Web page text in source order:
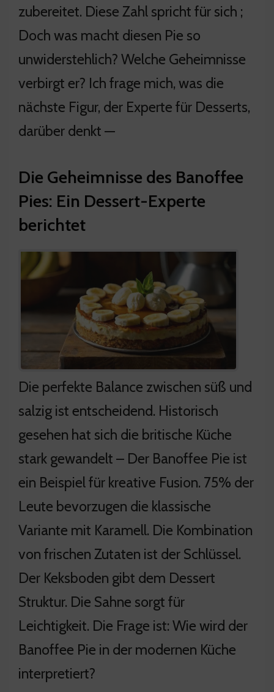
zubereitet. Diese Zahl spricht für sich ;
Doch was macht diesen Pie so
unwiderstehlich? Welche Geheimnisse
verbirgt er? Ich frage mich, was die
nächste Figur, der Experte für Desserts,
darüber denkt —
Die Geheimnisse des Banoffee
Pies: Ein Dessert-Experte
berichtet
Die perfekte Balance zwischen süß und
salzig ist entscheidend. Historisch
gesehen hat sich die britische Küche
stark gewandelt – Der Banoffee Pie ist
ein Beispiel für kreative Fusion. 75% der
Leute bevorzugen die klassische
Variante mit Karamell. Die Kombination
von frischen Zutaten ist der Schlüssel.
Der Keksboden gibt dem Dessert
Struktur. Die Sahne sorgt für
Leichtigkeit. Die Frage ist: Wie wird der
Banoffee Pie in der modernen Küche
interpretiert?